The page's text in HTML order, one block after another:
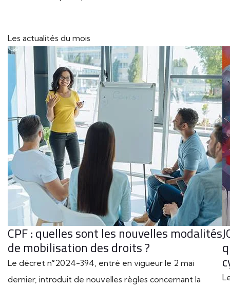
Les actualités du mois
CPF : quelles sont les nouvelles modalités
de mobilisation des droits ?
Le décret n°2024-394, entré en vigueur le 2 mai
dernier, introduit de nouvelles règles concernant la